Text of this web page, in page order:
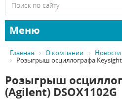
Меню
Главная О компании
Новости
Розыгрыш осциллографа Keysight
Розыгрыш
(Agilent) DSOX1102G